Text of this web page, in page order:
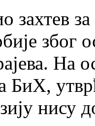
због
На
БиХ,
нису